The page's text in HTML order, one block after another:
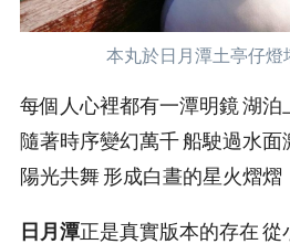
本丸於日月潭土亭仔燈
每個人心裡都有一潭明鏡 湖泊
隨著時序變幻萬千 船駛過水
陽光共舞 形成白晝的星火熠熠
日月潭正是真實版本的存在 從